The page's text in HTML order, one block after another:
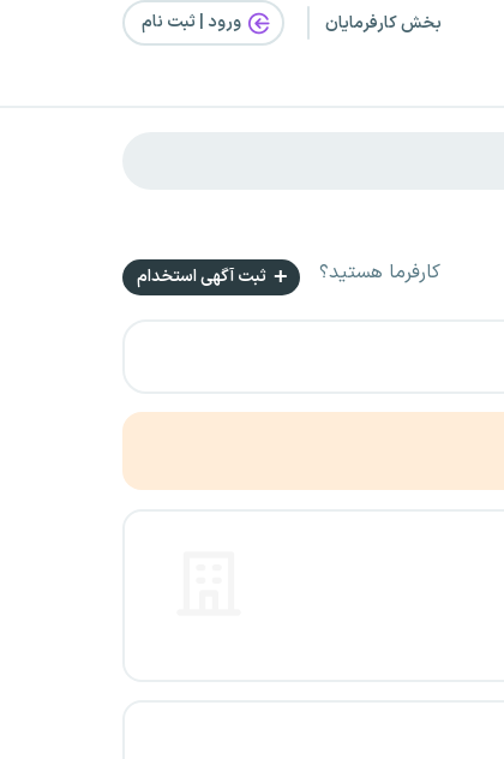
بخش کارفرمایان ورود | ثبت‌ نام
کارفرما هستید؟ ثبت آگهی استخدام